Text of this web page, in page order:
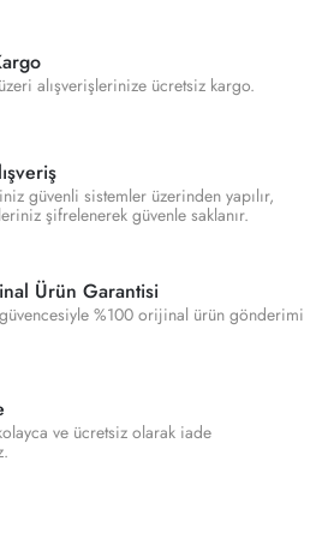
alışverişlerinize ücretsiz kargo.
güvenli sistemler üzerinden yapılır,
şifrelenerek güvenle saklanır.
Ürün Garantisi
güvencesiyle %100 orijinal ürün gönderimi
ve ücretsiz olarak iade